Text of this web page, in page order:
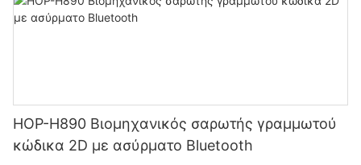
HOP-H890 Βιομηχανικός σαρωτής γραμμωτού
κώδικα 2D με ασύρματο Bluetooth